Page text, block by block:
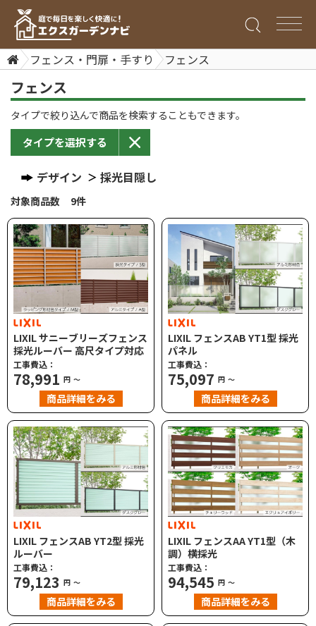
フェンス・門扉・手すり フェンス
フェンス
タイプで絞り込んで商品を検索することもできます。
タイプを選択する
デザイン 採光目隠し
対象商品数 9件
LIXIL サニーブリーズフェンス
採光ルーバー 高尺タイプ対応
工事費込：
78,991 円 ～
商品詳細をみる
LIXIL フェンスAB YT1型 採光
パネル
工事費込：
75,097 円 ～
商品詳細をみる
LIXIL フェンスAB YT2型 採光
ルーバー
工事費込：
79,123 円 ～
商品詳細をみる
LIXIL フェンスAA YT1型（木
調）横採光
工事費込：
94,545 円 ～
商品詳細をみる